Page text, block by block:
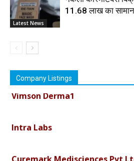
Latest News
11.68 लाख का
Company Listings
Vimson Derma1
Intra Labs
Curemark Medisciences Pvt